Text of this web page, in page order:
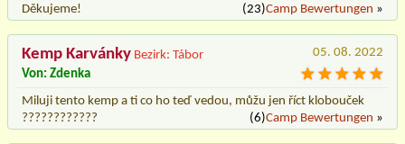
Děkujeme!
(23)Camp Bewertungen »
Kemp Karvánky Bezirk: Tábor
05. 08. 2022
Von: Zdenka
Miluji tento kemp a ti co ho teď vedou, můžu jen říct klobouček
????????????
(6)Camp Bewertungen »